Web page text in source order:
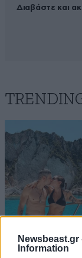
Newsbeast.gr
Information
Διαβάστε και